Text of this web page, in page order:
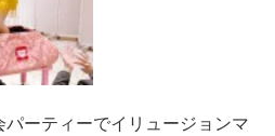
ーティーでイリュージョンマ